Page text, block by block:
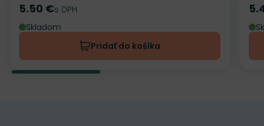
Cena
5.50 €s DPH
Skladom
Pridať do košíka